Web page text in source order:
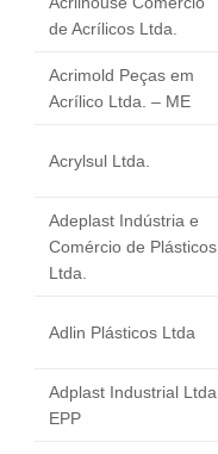
VAGAS
de Acrílicos Ltda.
Acrimold Peças em
Acrílico Ltda. – ME
Acrylsul Ltda.
Adeplast Indústria e
Comércio de Plásticos
Ltda.
Adlin Plásticos Ltda
Adplast Industrial Ltda.
EPP